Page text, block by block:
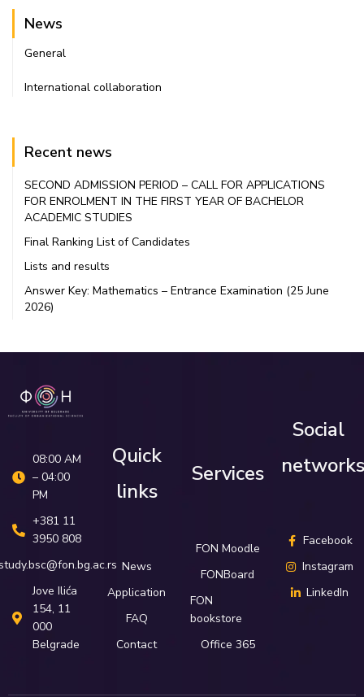
News
General
International collaboration
Recent news
SECOND ADMISSION PERIOD – CALL FOR APPLICATIONS
FOR ENROLMENT IN THE FIRST YEAR OF BACHELOR
ACADEMIC STUDIES
Final Ranking List of Candidates
Lists and results
Answer Key: Mathematics – Entrance Examination (25 June
2026)
08:00 AM
– 04:00
PM
+381 11
3950 808
Јove Ilića
154, 11
000
Belgrade
Quick
links
News
Application
FAQ
Contact
Services
FON Moodle
FONBoard
FON
bookstore
Office 365
Social
networks
Facebook
Instagram
LinkedIn